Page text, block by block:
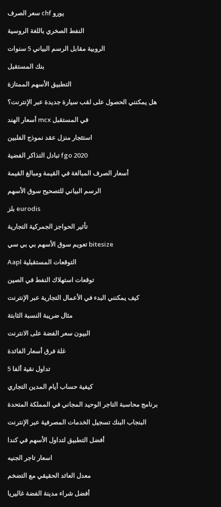
سعر الصرف chf يورو
النفط الصخري باللغة الروسية
الروبية مقابل الرسم البياني 5 سنوات
بنك المستقبل
التطبيق الأسهم الممتازة
هل يمكنني الحصول على لقب سيارة جديدة عبر الإنترنت؟
أسعار الهند mcx في المستقبل
استئجار منزل عقد نموذج الفلبين
تبادل التذاكر الفضية fgo 2020
أسعار الصرف المبالغة في القيمة ومبالغ القيمة
الرسم البياني للتصحيح سوق الأسهم
بلز eurodis
تأثير الحواجز الجمركية التجارية
تعويم سوق الأسهم بي بي سي bitesize
Aapl التوقعات المستقبلية
توقعات استهلاك النفط في الصين
كيف يمكنني البدء في الأعمال التجارية عبر الإنترنت
مثال ضريبة النسبة الثابتة
البيون سعر الفضة على الانترنت
غلة فرق أسعار الفائدة
تداول نقية ألفا 5
كيفية حساب أيام المدين التجاري
برنامج محاسبة التاجر الوحيد المجاني في المملكة المتحدة
البنجاب البنك تسجيل الخدمات المصرفية عبر الإنترنت
أفضل التطبيق لتداول الأسهم في كندا
اسعار تاجر الجنيه
معدل العائد الحقيقي مع التضخم
أفضل شراء مدينة الفضة غاليريا